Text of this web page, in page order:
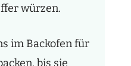
würzen.
im Backofen für
bis sie